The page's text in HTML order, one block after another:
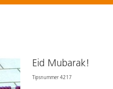
Eid Mubarak!
Tipsnummer 4217